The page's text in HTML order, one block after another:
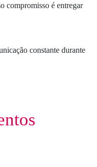
compromisso é entregar
constante durante